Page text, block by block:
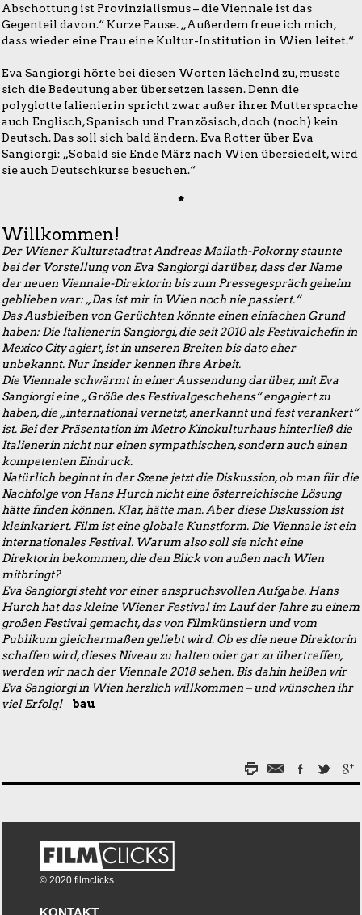
Abschottung ist Provinzialismus – die Viennale ist das
Gegenteil davon.“ Kurze Pause. „Außerdem freue ich mich,
dass wieder eine Frau eine Kultur-Institution in Wien leitet.“
Eva Sangiorgi hörte bei diesen Worten lächelnd zu, musste
sich die Bedeutung aber übersetzen lassen. Denn die
polyglotte Ialienierin spricht zwar außer ihrer Muttersprache
auch Englisch, Spanisch und Französisch, doch (noch) kein
Deutsch. Das soll sich bald ändern. Eva Rotter über Eva
Sangiorgi: „Sobald sie Ende März nach Wien übersiedelt, wird
sie auch Deutschkurse besuchen.“
*
Willkommen!
Der Wiener Kulturstadtrat Andreas Mailath-Pokorny staunte
bei der Vorstellung von Eva Sangiorgi darüber, dass der Name
der neuen Viennale-Direktorin bis zum Pressegespräch geheim
geblieben war: „Das ist mir in Wien noch nie passiert.“
Das Ausbleiben von Gerüchten könnte einen einfachen Grund
haben: Die Italienerin Sangiorgi, die seit 2010 als Festivalchefin in
Mexico City agiert, ist in unseren Breiten bis dato eher
unbekannt. Nur Insider kennen ihre Arbeit.
Die Viennale schwärmt in einer Aussendung darüber, mit Eva
Sangiorgi eine „Größe des Festivalgeschehens“ engagiert zu
haben, die „international vernetzt, anerkannt und fest verankert“
ist. Bei der Präsentation im Metro Kinokulturhaus hinterließ die
Italienerin nicht nur einen sympathischen, sondern auch einen
kompetenten Eindruck.
Natürlich beginnt in der Szene jetzt die Diskussion, ob man für die
Nachfolge von Hans Hurch nicht eine österreichische Lösung
hätte finden können. Klar, hätte man. Aber diese Diskussion ist
kleinkariert. Film ist eine globale Kunstform. Die Viennale ist ein
internationales Festival. Warum also soll sie nicht eine
Direktorin bekommen, die den Blick von außen nach Wien
mitbringt?
Eva Sangiorgi steht vor einer anspruchsvollen Aufgabe. Hans
Hurch hat das kleine Wiener Festival im Lauf der Jahre zu einem
großen Festival gemacht, das von Filmkünstlern und vom
Publikum gleichermaßen geliebt wird. Ob es die neue Direktorin
schaffen wird, dieses Niveau zu halten oder gar zu übertreffen,
werden wir nach der Viennale 2018 sehen. Bis dahin heißen wir
Eva Sangiorgi in Wien herzlich willkommen – und wünschen ihr
viel Erfolg! bau
© 2020 filmclicks